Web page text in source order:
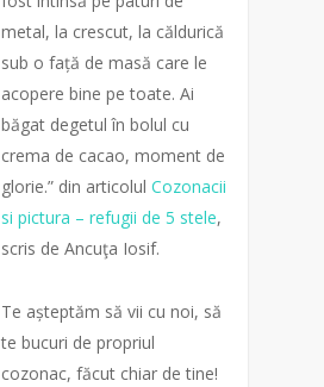
metal, la crescut, la căldurică
sub o față de masă care le
acopere bine pe toate. Ai
băgat degetul în bolul cu
crema de cacao, moment de
glorie.” din articolul Cozonacii
si pictura – refugii de 5 stele,
scris de Ancuţa Iosif.
Te așteptăm să vii cu noi, să
te bucuri de propriul
cozonac, făcut chiar de tine!